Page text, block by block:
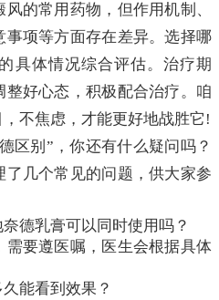
的常用药物，但作用机制、
项等方面存在差异。选择哪
具体情况综合评估。治疗期
好心态，积极配合治疗。咱
不焦虑，才能更好地战胜它!
区别”，你还有什么疑问吗？
几个常见的问题，供大家参
德乳膏可以同时使用吗？
需要遵医嘱，医生会根据具体
能看到效果？